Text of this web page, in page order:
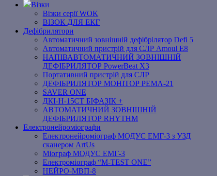
Візки
Візки серії WOK
ВІЗОК ДЛЯ ЕКГ
Дефібрилятори
Автоматичний зовнішній дефібрілятор Defi 5
Автоматичний пристрій для СЛР Amoul E8
НАПІВАВТОМАТИЧНИЙ ЗОВНІШНІЙ
ДЕФІБРИЛЯТОР PowerBeat X3
Портативний пристрій для СЛР
ДЕФІБРИЛЯТОР МОНІТОР РЕМА-21
SAVER ONE
ДКІ-Н-15СТ БІФАЗІК +
АВТОМАТИЧНИЙ ЗОВНІШНІЙ
ДЕФІБРИЛЯТОР RHYTHM
Електронейроміографи
Електронейроміограф МОДУС ЕМГ-3 з УЗД
сканером ArtUs
Міограф МОДУС ЕМГ-3
Електроміограф “M-TEST ONE”
НЕЙРО-МВП-8